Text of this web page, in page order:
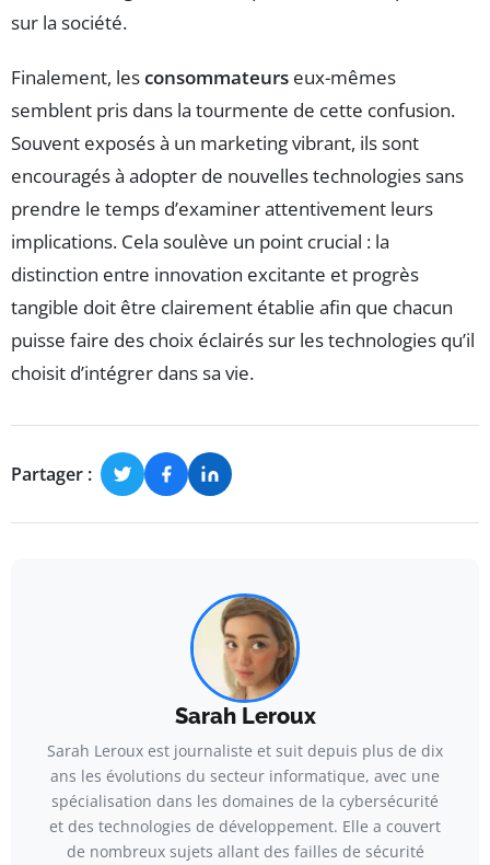
sur la société.
Finalement, lesconsommateurs eux-mêmes
semblent pris dans la tourmente de cette confusion.
Souvent exposés à un marketing vibrant, ils sont
encouragés à adopter de nouvelles technologies sans
prendre le temps d’examiner attentivement leurs
implications. Cela soulève un point crucial : la
distinction entre innovation excitante et progrès
tangible doit être clairement établie afin que chacun
puisse faire des choix éclairés sur les technologies qu’il
choisit d’intégrer dans sa vie.
Partager :
Sarah Leroux
Sarah Leroux est journaliste et suit depuis plus de dix
ans les évolutions du secteur informatique, avec une
spécialisation dans les domaines de la cybersécurité
et des technologies de développement. Elle a couvert
de nombreux sujets allant des failles de sécurité